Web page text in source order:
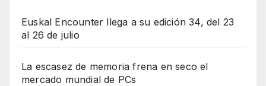
Euskal Encounter llega a su edición 34, del 23
al 26 de julio
La escasez de memoria frena en seco el
mercado mundial de PCs